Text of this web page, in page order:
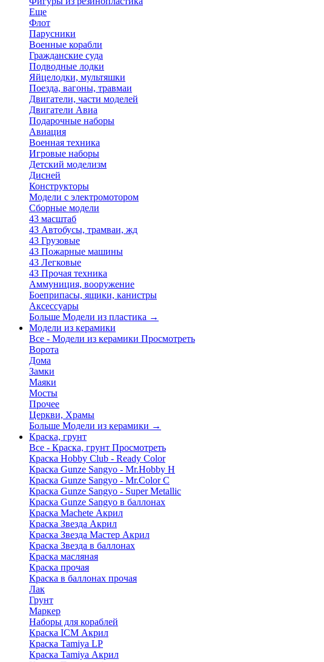
Еще
Флот
Парусники
Военные корабли
Гражданские суда
Подводные лодки
Яйцелодки, мультяшки
Поезда, вагоны, травмаи
Двигатели, части моделей
Двигатели Авиа
Подарочные наборы
Авиация
Военная техника
Игровые наборы
Детский моделизм
Дисней
Конструкторы
Модели с электромотором
Сборные модели
43 масштаб
43 Автобусы, трамваи, жд
43 Грузовые
43 Пожарные машины
43 Легковые
43 Прочая техника
Аммуниция, вооружение
Боеприпасы, ящики, канистры
Аксессуары
Больше Модели из пластика →
Модели из керамики
Все - Модели из керамики Просмотреть
Ворота
Дома
Замки
Маяки
Мосты
Прочее
Церкви, Храмы
Больше Модели из керамики →
Краска, грунт
Все - Краска, грунт Просмотреть
Краска Hobby Club - Ready Color
Краска Gunze Sangyo - Mr.Hobby H
Краска Gunze Sangyo - Mr.Color C
Краска Gunze Sangyo - Super Metallic
Краска Gunze Sangyo в баллонах
Краска Machete Акрил
Краска Звезда Акрил
Краска Звезда Мастер Акрил
Краска Звезда в баллонах
Краска масляная
Краска прочая
Краска в баллонах прочая
Лак
Грунт
Маркер
Наборы для кораблей
Краска ICM Акрил
Краска Tamiya LP
Краска Tamiya Акрил